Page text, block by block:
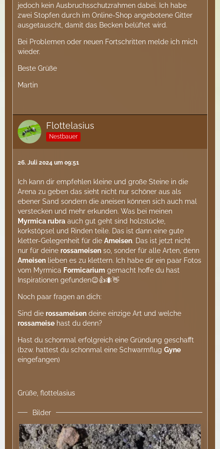
jedoch kein Ausbruchsschutzrahmen dabei. Ich habe
zwei Stopfen durch im Online-Shop angebotene Gitter
ausgetauscht, damit das Becken belüftet wird.
Bei Problemen oder neuen Fortschritten melde ich mich
wieder.
Beste Grüße
Martin
Flottelasius
Nestbauer
26. Juli 2024 um 09:51
Ich kann dir empfehlen kleine und große Steine in die
Arena zu geben das sieht nicht nur schöner aus als
ebener Sand sondern die aneisen können sich auch mal
verstecken und mehr erkunden. Was bei meinen
Myrmica rubra auch gut geht sind holzstücke,
korkstöpsel und Rinden teile. Das ist dann eine gute
kletter-Gelegenheit für die Ameisen. Das ist jetzt nicht
nur für deine rossameisen so, sonder für alle Arten, denn
Ameisen lieben es zu klettern. Ich habe dir ein paar Fotos
vom Myrmica Formicarium gemacht hoffe du hast
Inspirationen gefunden😉👍🐜👋
Noch paar fragen an dich:
Sind die rossameisen deine einzige Art und welche
rossameise hast du denn?
Hast du schonmal erfolgreich eine Gründung geschafft
(bzw. hattest du schonmal eine Schwarmflug Gyne
eingefangen)
Grüße, flottelasius
Bilder